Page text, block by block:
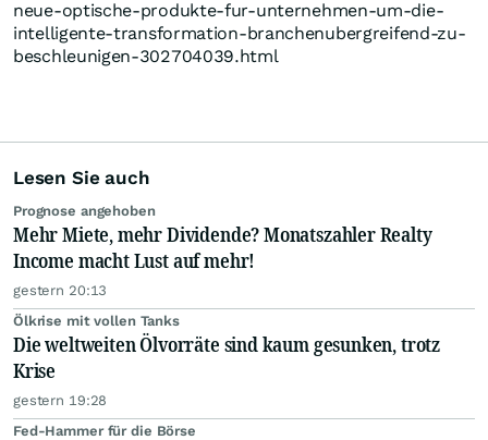
neue-optische-produkte-fur-unternehmen-um-die-
intelligente-transformation-branchenubergreifend-zu-
beschleunigen-302704039.html
Lesen Sie auch
Prognose angehoben
Mehr Miete, mehr Dividende? Monatszahler Realty
Income macht Lust auf mehr!
gestern 20:13
Ölkrise mit vollen Tanks
Die weltweiten Ölvorräte sind kaum gesunken, trotz
Krise
gestern 19:28
Fed-Hammer für die Börse